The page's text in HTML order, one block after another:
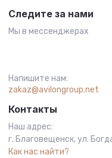
Следите за нами
Мы в мессенджерах
Напишите нам:
zakaz@avilongroup.net
Контакты
Наш адрес:
г. Благовещенск, ул.
Как нас найти?